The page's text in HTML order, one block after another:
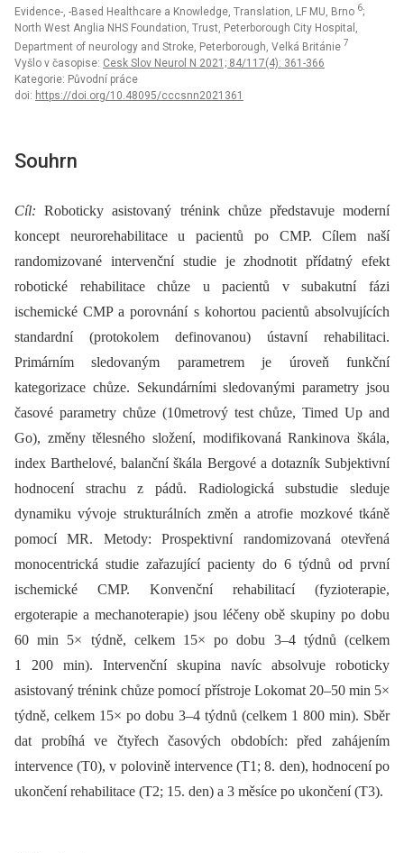
Evidence-, -Based Healthcare a Knowledge, Translation, LF MU, Brno 6;
North West Anglia NHS Foundation, Trust, Peterborough City Hospital,
Department of neurology and Stroke, Peterborough, Velká Británie 7
Vyšlo v časopise: Cesk Slov Neurol N 2021; 84/117(4): 361-366
Kategorie: Původní práce
doi: https://doi.org/10.48095/cccsnn2021361
Souhrn
Cíl:Roboticky asistovaný trénink chůze představuje moderní
koncept neurorehabilitace u pacientů po CMP. Cílem naší
randomizované intervenční studie je zhodnotit přídatný efekt
robotické rehabilitace chůze u pacientů v subakutní fázi
ischemické CMP a porovnání s kohortou pacientů absolvujících
standardní (protokolem definovanou) ústavní rehabilitaci.
Primárním sledovaným parametrem je úroveň funkční
kategorizace chůze. Sekundárními sledovanými parametry jsou
časové parametry chůze (10metrový test chůze, Timed Up and
Go), změny tělesného složení, modifikovaná Rankinova škála,
index Barthelové, balanční škála Bergové a dotazník Subjektivní
hodnocení strachu z pádů. Radiologická substudie sleduje
dynamiku vývoje strukturálních změn a atrofie mozkové tkáně
pomocí MR. Metody: Prospektivní randomizovaná otevřená
monocentrická studie zařazující pacienty do 6 týdnů od první
ischemické CMP. Konvenční rehabilitací (fyzioterapie,
ergoterapie a mechanoterapie) jsou léčeny obě skupiny po dobu
60 min 5× týdně, celkem 15× po dobu 3–4 týdnů (celkem
1 200 min). Intervenční skupina navíc absolvuje roboticky
asistovaný trénink chůze pomocí přístroje Lokomat 20–50 min 5×
týdně, celkem 15× po dobu 3–4 týdnů (celkem 1 800 min). Sběr
dat probíhá ve čtyřech časových obdobích: před zahájením
intervence (T0), v polovině intervence (T1; 8. den), hodnocení po
ukončení rehabilitace (T2; 15. den) a 3 měsíce po ukončení (T3).